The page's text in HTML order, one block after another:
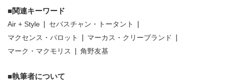
関連キーワード
Air + Style
セバスチャン・トータント
マクセンス・パロット
マーカス・クリーブランド
マーク・マクモリス
角野友基
執筆者について